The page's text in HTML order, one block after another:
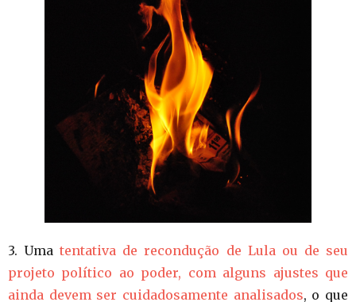
3. Umatentativa de recondução de Lula ou de seu
projeto político ao poder, com alguns ajustes que
ainda devem ser cuidadosamente analisados, o que